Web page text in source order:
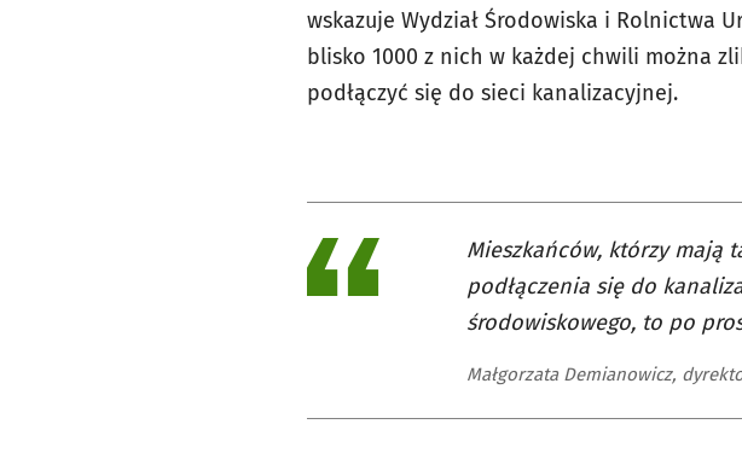
wskazuje Wydział Środowiska i Rolnictwa
blisko 1000 z nich w każdej chwili można
podłączyć się do sieci kanalizacyjnej.
Mieszkańców, którzy mają
podłączenia się do
środowiskowego, to po
Małgorzata Demianowicz,